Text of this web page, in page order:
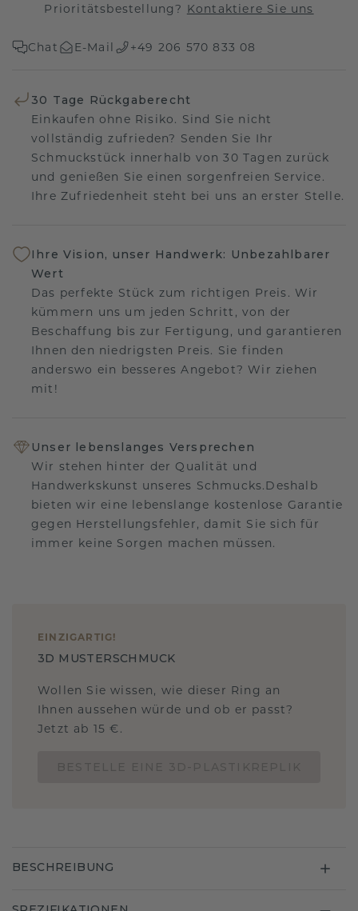
Prioritätsbestellung? Kontaktiere Sie uns
Chat E-Mail +49 206 570 833 08
30 Tage Rückgaberecht
Einkaufen ohne Risiko. Sind Sie nicht
vollständig zufrieden? Senden Sie Ihr
Schmuckstück innerhalb von 30 Tagen zurück
und genießen Sie einen sorgenfreien Service.
Ihre Zufriedenheit steht bei uns an erster Stelle.
Ihre Vision, unser Handwerk: Unbezahlbarer
Wert
Das perfekte Stück zum richtigen Preis. Wir
kümmern uns um jeden Schritt, von der
Beschaffung bis zur Fertigung, und garantieren
Ihnen den niedrigsten Preis. Sie finden
anderswo ein besseres Angebot? Wir ziehen
mit!
Unser lebenslanges Versprechen
Wir stehen hinter der Qualität und
Handwerkskunst unseres Schmucks.Deshalb
bieten wir eine lebenslange kostenlose Garantie
gegen Herstellungsfehler, damit Sie sich für
immer keine Sorgen machen müssen.
EINZIGARTIG !
3D MUSTERSCHMUCK
Wollen Sie wissen, wie dieser Ring an
Ihnen aussehen würde und ob er passt?
Jetzt ab 15 €.
BESCHREIBUNG